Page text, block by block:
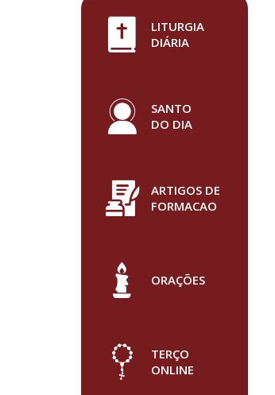
LITURGIA
DIÁRIA
SANTO
DO DIA
ARTIGOS DE
FORMACAO
ORAÇÕES
TERÇO
ONLINE